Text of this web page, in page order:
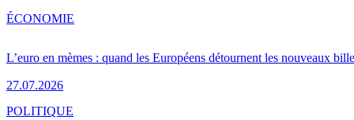
L’euro en mèmes : quand les Européens détournent les nouveaux
27.07.2026
ÉCONOMIE
POLITIQUE